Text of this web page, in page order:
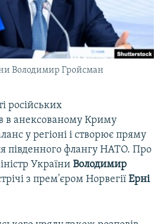
КРИМУ
Володимир Гройсман
російських
в анексованому Криму
у регіоні і створює пряму
південного флангу НАТО. Про
України Володимир
з прем'єром Норвегії Ерні